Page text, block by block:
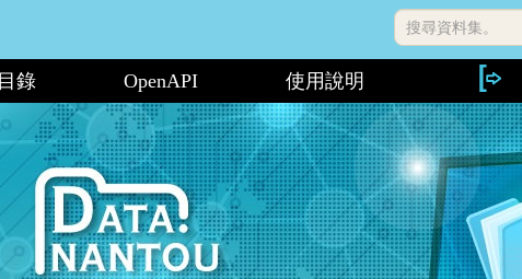
搜尋資料集。
錄 OpenAPI 使用說明